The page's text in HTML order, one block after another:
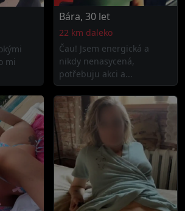
mi
Bára, 30 let
22 km daleko
Čau! Jsem energická a
nikdy nenasycená,
potřebuju akci a...